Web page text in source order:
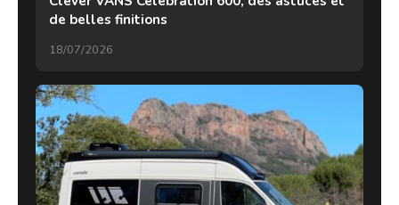
de belles finitions
18/07/2026